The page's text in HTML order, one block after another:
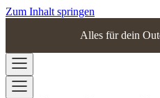
Zum Inhalt springen
Alles für dein